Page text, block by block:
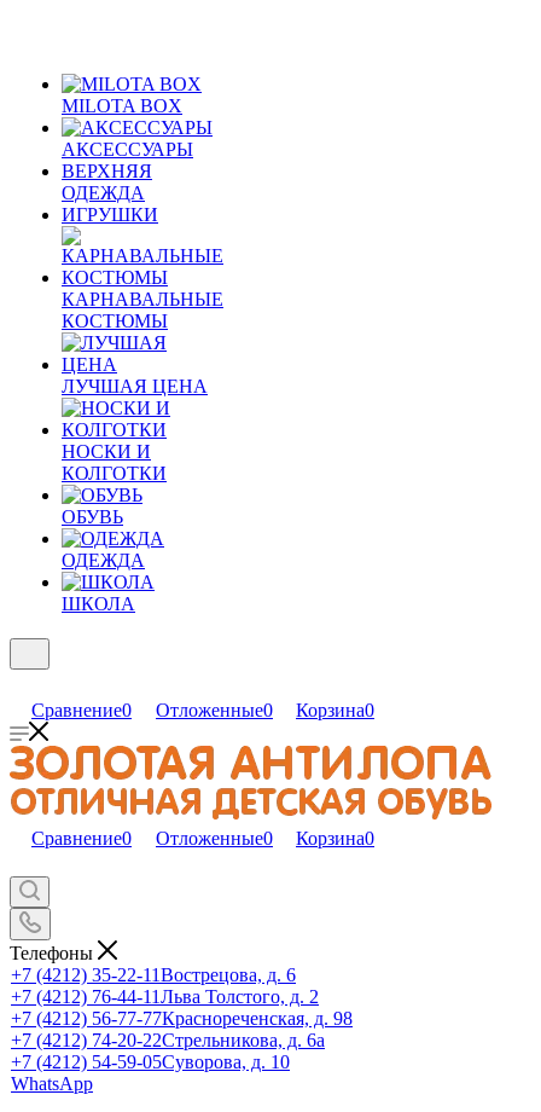
MILOTA BOX
АКСЕССУАРЫ
ВЕРХНЯЯ
ОДЕЖДА
ИГРУШКИ
КАРНАВАЛЬНЫЕ
КОСТЮМЫ
ЛУЧШАЯ ЦЕНА
НОСКИ И
КОЛГОТКИ
ОБУВЬ
ОДЕЖДА
ШКОЛА
Сравнение0 Отложенные0 Корзина0
Сравнение0 Отложенные0 Корзина0
Телефоны
+7 (4212) 35-22-11Вострецова, д. 6
+7 (4212) 76-44-11Льва Толстого, д. 2
+7 (4212) 56-77-77Краснореченская, д. 98
+7 (4212) 74-20-22Стрельникова, д. 6а
+7 (4212) 54-59-05Суворова, д. 10
WhatsApp